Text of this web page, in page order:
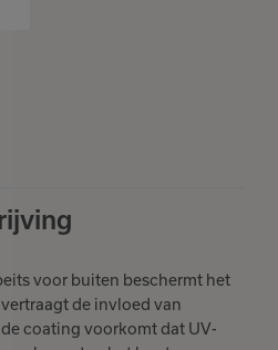
voor buiten beschermt het
​​de invloed van
coating voorkomt dat UV-